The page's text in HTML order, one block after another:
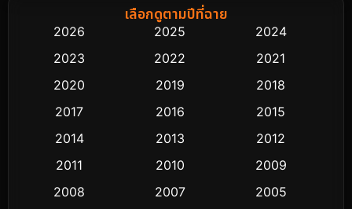
Biography ชีวิตจริง
Classic หนังคลาสสิก
Comedy ตลก 453
Crime อาชญากรรม 530
เลือกดูตามปีที่ฉาย
2026 2025
2024
2023
2022
2021
2020
2019
2018
2017
2016
2015
2014
2013
2012
2011
2010
2009
2008
2007
2005